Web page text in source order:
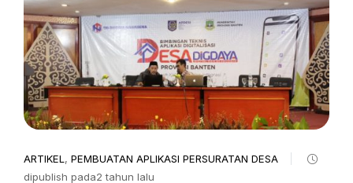
ARTIKEL , PEMBUATAN APLIKASI PERSURATAN DESA
dipublish pada2 tahun lalu